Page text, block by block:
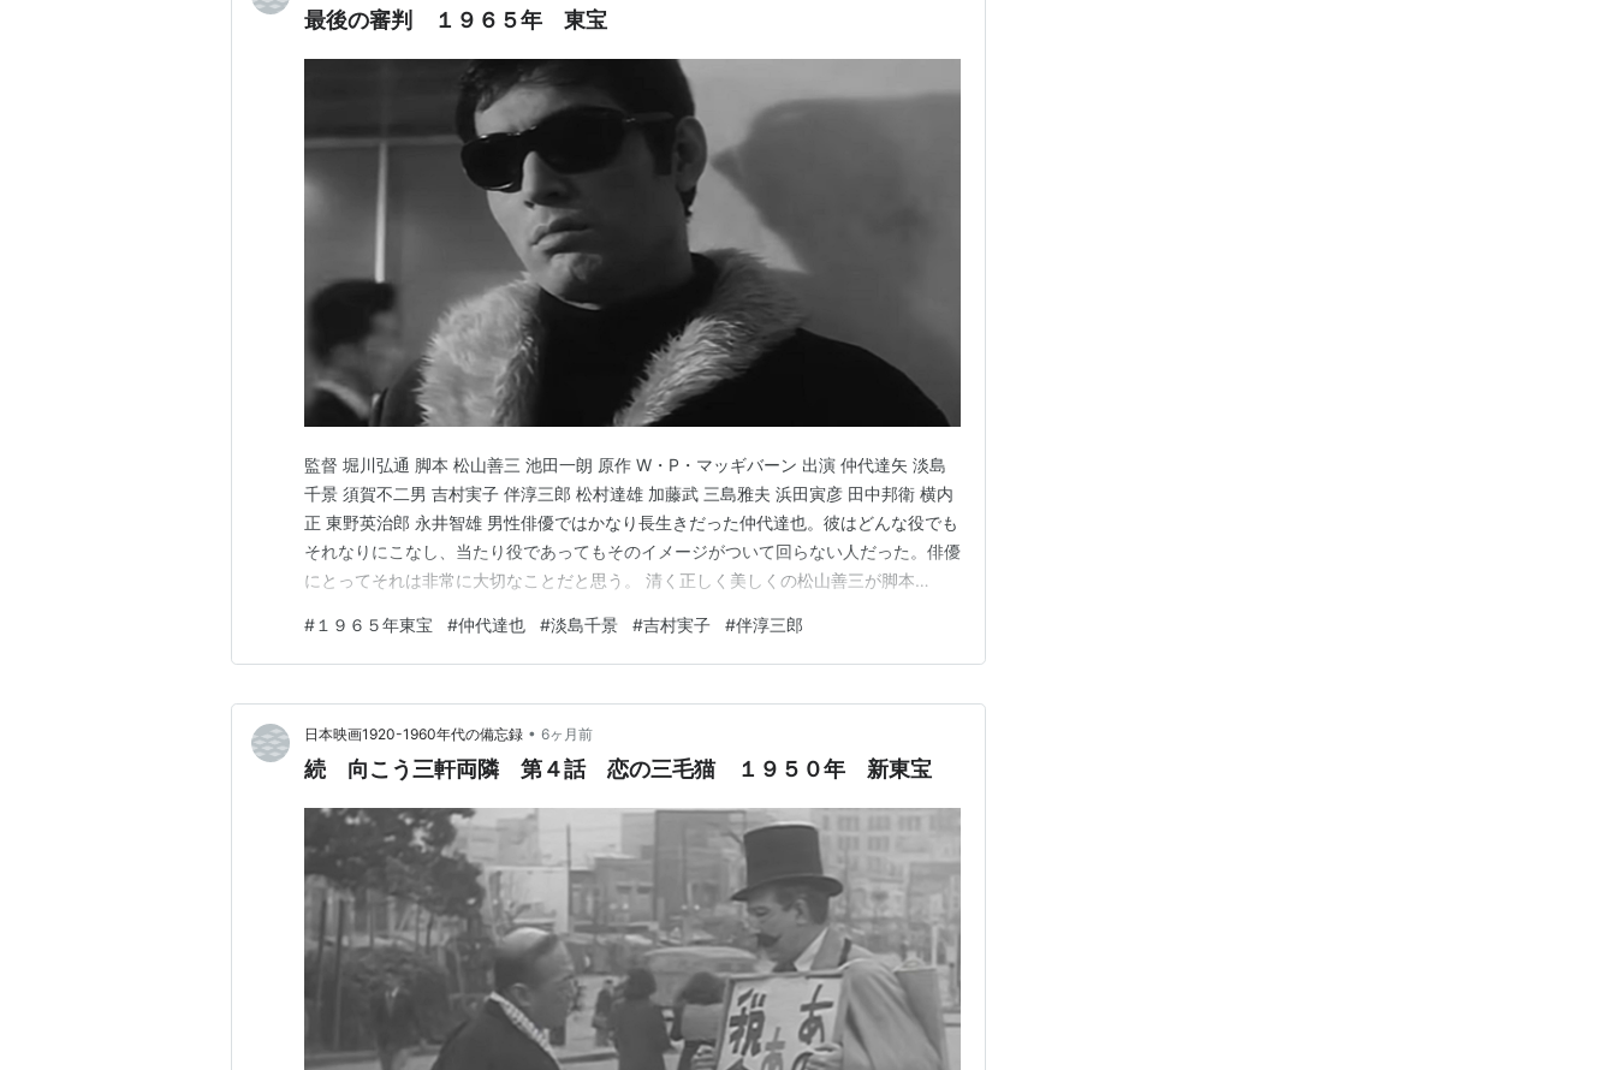
） ＊「カアちゃん、いっぱいやっか」でお馴染み。
）
いっぺえやっか―伴淳・その芸と女と涙
作者:田山力哉
出版社/メーカー:国際情報社
発売日:1984/01
メディア: 単行本
クリック: 3回
伴淳三郎 道化の涙 (現代教養文庫)
作者:田山力哉
出版社/メーカー:社会思想社
発売日:1988/03
メディア:文庫
クリック: 1回
伴淳放浪記―伝記・伴淳三郎 (伝記叢書 (288))
作者:
伴淳三郎
出版社/メーカー:
発売日: 1998/02
メディア:単行本
クリック: 3回
この商品を含むブログ (1件) を見る
最後の審判 １９６５年 東宝
監督 堀川弘通 脚本 松山善三 池田一朗 原作 W・P・マッギバーン 出演 仲代達矢 淡島
千景 須賀不二男 吉村実子 伴淳三郎 松村達雄 加藤武 三島雅夫 浜田寅彦 田中邦衛 横内
正 東野英治郎 永井智雄 男性俳優ではかなり長生きだった仲代達也。彼はどんな役でも
それなりにこなし、当たり役であってもそのイメージがついて回らない人だった。俳優
にとってそれは非常に大切なことだと思う。 清く正しく美しくの松山善三が脚本
あらぬ展開となる。 仲代達也・淡島千景 金井次郎（仲代達也）は東京の場末でビリヤ
ード屋をしているが、その実、…
# １９６５年東宝 #仲代達也 #淡島千景 #吉村実子 #伴淳三郎
日本映画1920-1960年代の備忘録 • 6ヶ月前
続 向こう三軒両隣 第４話 恋の三毛猫 １９５０年 新東宝